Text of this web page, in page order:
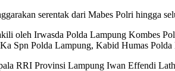
serentak dari Mabes Polri hingga
oleh Irwasda Polda Lampung Kombes
Spn Polda Lampung, Kabid Humas Polda
RRI Provinsi Lampung Iwan Effendi